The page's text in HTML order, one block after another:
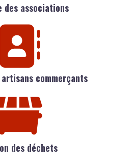
des associations
commerçants
des déchets